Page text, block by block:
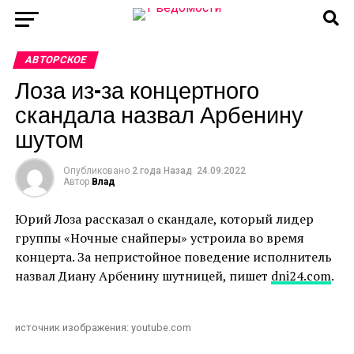
АВТОРСКОЕ
Лоза из-за концертного
скандала назвал Арбенину
шутом
Опубликовано 2 года Назад 24.09.2022
Автор Влад
Юрий Лоза рассказал о скандале, который лидер
группы «Ночные снайперы» устроила во время
концерта. За непристойное поведение исполнитель
назвал Диану Арбенину шутницей, пишет dni24.com.
источник изображения: youtube.com